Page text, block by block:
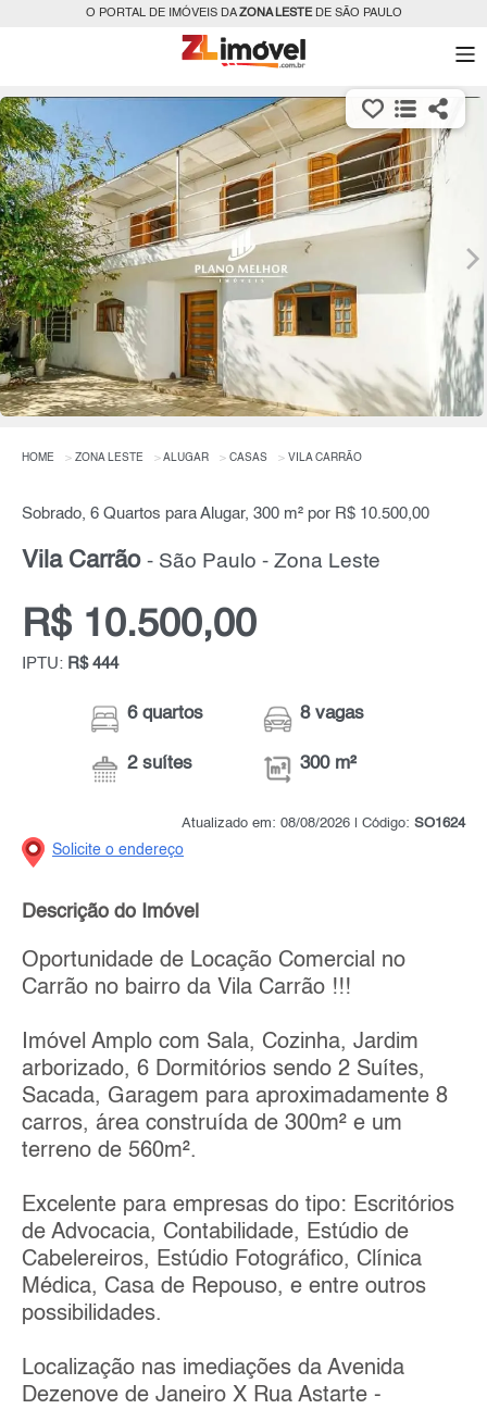
O PORTAL DE IMÓVEIS DAZONA LESTEDE SÃO PAULO
HOME ZONA LESTE ALUGAR CASAS VILA CARRÃO
Sobrado, 6 Quartos para Alugar, 300 m² por R$ 10.500,00
Vila Carrão - São Paulo - Zona Leste
R$ 10.500,00
IPTU: R$ 444
6 quartos
2 suítes
8 vagas
300 m²
Atualizado em: 08/08/2026 | Código: SO1624
Solicite o endereço
Descrição do Imóvel
Oportunidade de Locação Comercial no
Carrão no bairro da Vila Carrão !!!
Imóvel Amplo com Sala, Cozinha, Jardim
arborizado, 6 Dormitórios sendo 2 Suítes,
Sacada, Garagem para aproximadamente 8
carros, área construída de 300m² e um
terreno de 560m².
Excelente para empresas do tipo: Escritórios
de Advocacia, Contabilidade, Estúdio de
Cabelereiros, Estúdio Fotográfico, Clínica
Médica, Casa de Repouso, e entre outros
possibilidades.
Localização nas imediações da Avenida
Dezenove de Janeiro X Rua Astarte -